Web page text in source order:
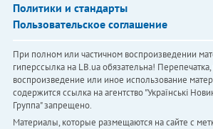
Политики и стандарты
Пользовательское соглашение
При полном или частичном воспроизведении
гиперссылка на LB.ua обязательна!
воспроизведение или иное использование
содержится ссылка на агентство "Українськi
Группа" запрещено.
Материалы, которые размещаются на сайте с